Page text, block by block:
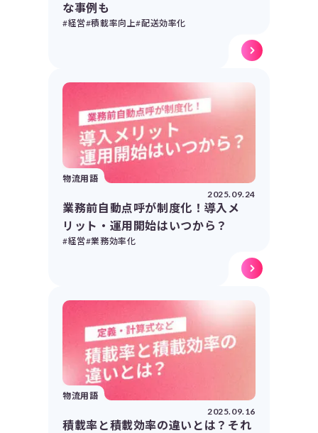
な事例も
#経営#積載率向上#配送効率化
物流用語
2025.09.24
業務前自動点呼が制度化！導入メ
リット・運用開始はいつから？
#経営#業務効率化
物流用語
2025.09.16
積載率と積載効率の違いとは？それ